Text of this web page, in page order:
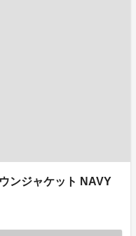
ンジャケット NAVY